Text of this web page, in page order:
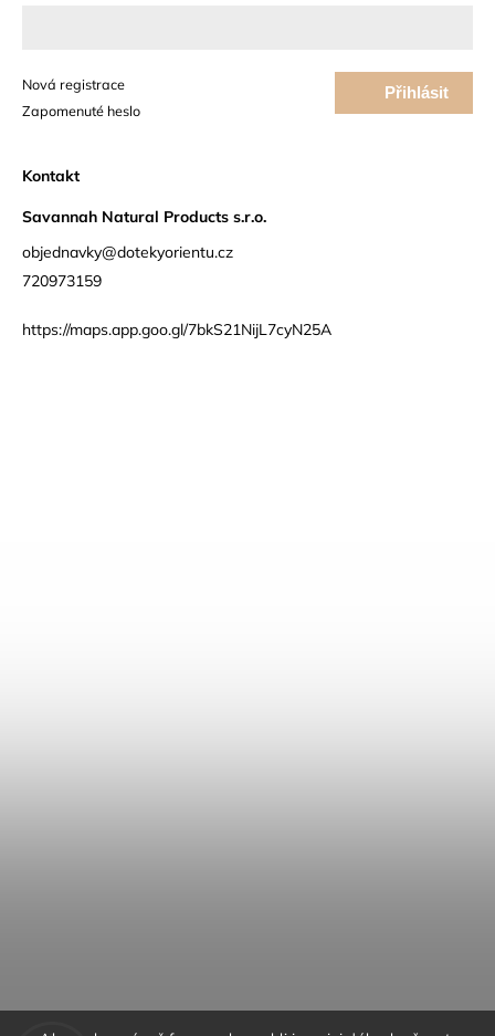
Přihlásit
Nová registrace
Zapomenuté heslo
Kontakt
Savannah Natural Products s.r.o.
objednavky@dotekyorientu.cz
720973159
https://maps.app.goo.gl/7bkS21NijL7cyN25A